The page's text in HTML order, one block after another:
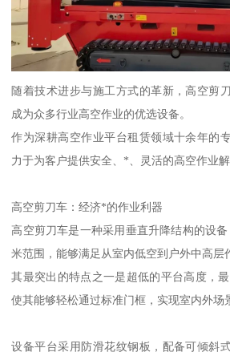
随着技术进步与施工方式的革新，高空剪
成为众多行业高空作业的优选设备。
作为深耕高空作业平台租赁领域十余年的
力于为客户提供安全、*、灵活的高空作业解
高空剪刀车：经济*的作业利器
高空剪刀车是一种采用垂直升降结构的设
米范围，能够满足从室内低空到户外中高层
其最突出的特点之一是超低的平台高度，
使其能够轻松通过标准门框，实现室内外场
设备平台采用防滑花纹钢板，配备可倾斜